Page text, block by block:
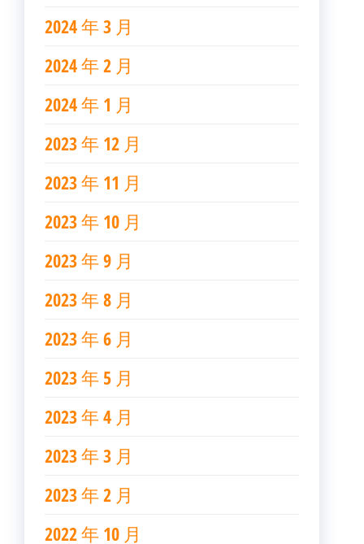
2024 年 3 月
2024 年 2 月
2024 年 1 月
2023 年 12 月
2023 年 11 月
2023 年 10 月
2023 年 9 月
2023 年 8 月
2023 年 6 月
2023 年 5 月
2023 年 4 月
2023 年 3 月
2023 年 2 月
2022 年 10 月